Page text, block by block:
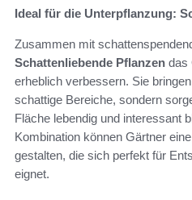
Ideal für die Unterpflanzung:
Zusammen mit
Schattenliebende Pflanzen das
erheblich verbessern. Sie
schattige Bereiche, sondern
Fläche lebendig und interessant
Kombination können Gärtner
gestalten, die sich perfekt für
eignet.